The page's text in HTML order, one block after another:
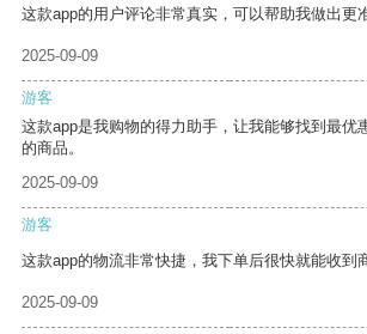
这款app的用户评论非常真实，可以帮助我做出更
2025-09-09
游客
这款app是我购物的得力助手，让我能够找到最优
的商品。
2025-09-09
游客
这款app的物流非常快捷，我下单后很快就能收到
2025-09-09